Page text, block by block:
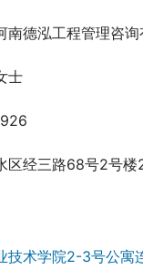
南德泓工程管理咨询
士
区经三路68号2号楼
技术学院2-3号公